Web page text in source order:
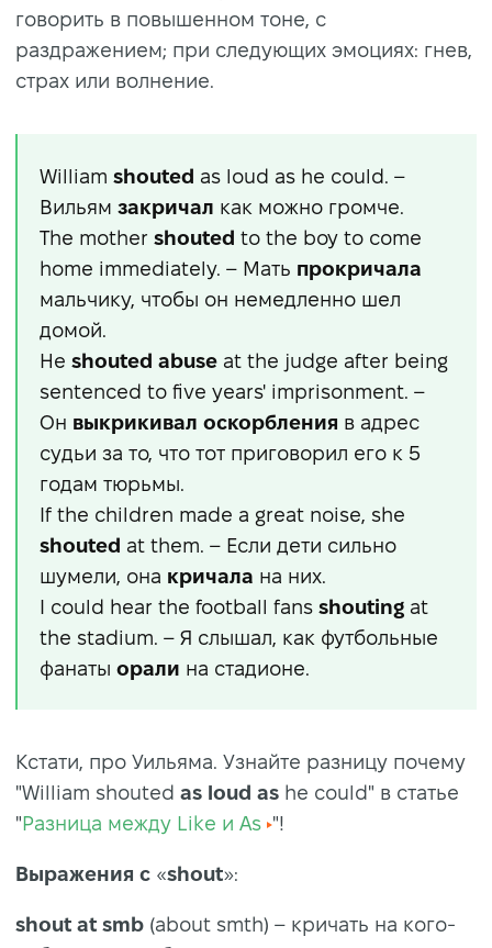
говорить в повышенном тоне, с
раздражением; при следующих эмоциях: гнев,
страх или волнение.
William shouted as loud as he could. –
Вильям закричал как можно громче.
The mother shouted to the boy to come
home immediately. – Мать прокричала
мальчику, чтобы он немедленно шел
домой.
He shouted abuse at the judge after being
sentenced to five years' imprisonment. –
Он выкрикивал оскорбления в адрес
судьи за то, что тот приговорил его к 5
годам тюрьмы.
If the children made a great noise, she
shouted at them. – Если дети сильно
шумели, она кричала на них.
I could hear the football fans shouting at
the stadium. – Я слышал, как футбольные
фанаты орали на стадионе.
Кстати, про Уильяма. Узнайте разницу почему
"William shouted as loud as he could" в статье
"Разница между Like и As "!
Выражения с «shout»:
shout at smb (about smth) – кричать на кого-